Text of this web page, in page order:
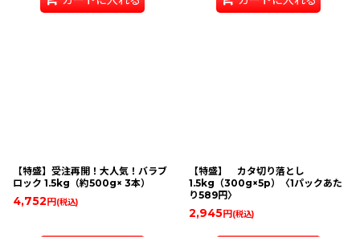
【特盛】受注再開！大人気！バラブ
ロック 1.5kg（約500g× 3本）
4,752 円 (税込)
【特盛】 カタ切り落とし
1.5kg（300g×5p）〈1パックあた
り589円〉
2,945円 (税込)